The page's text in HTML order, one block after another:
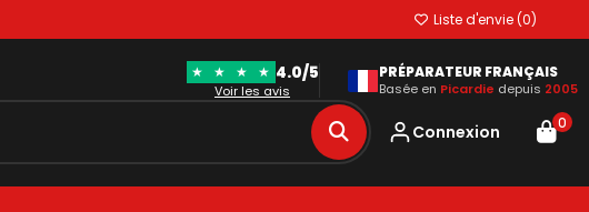
Liste d'envie (0)
★ ★ ★ ★ 4.0/5
Voir les avis
PRÉPARATEUR FRANÇAIS
Basée en Picardie depuis 2005
Connexion 0